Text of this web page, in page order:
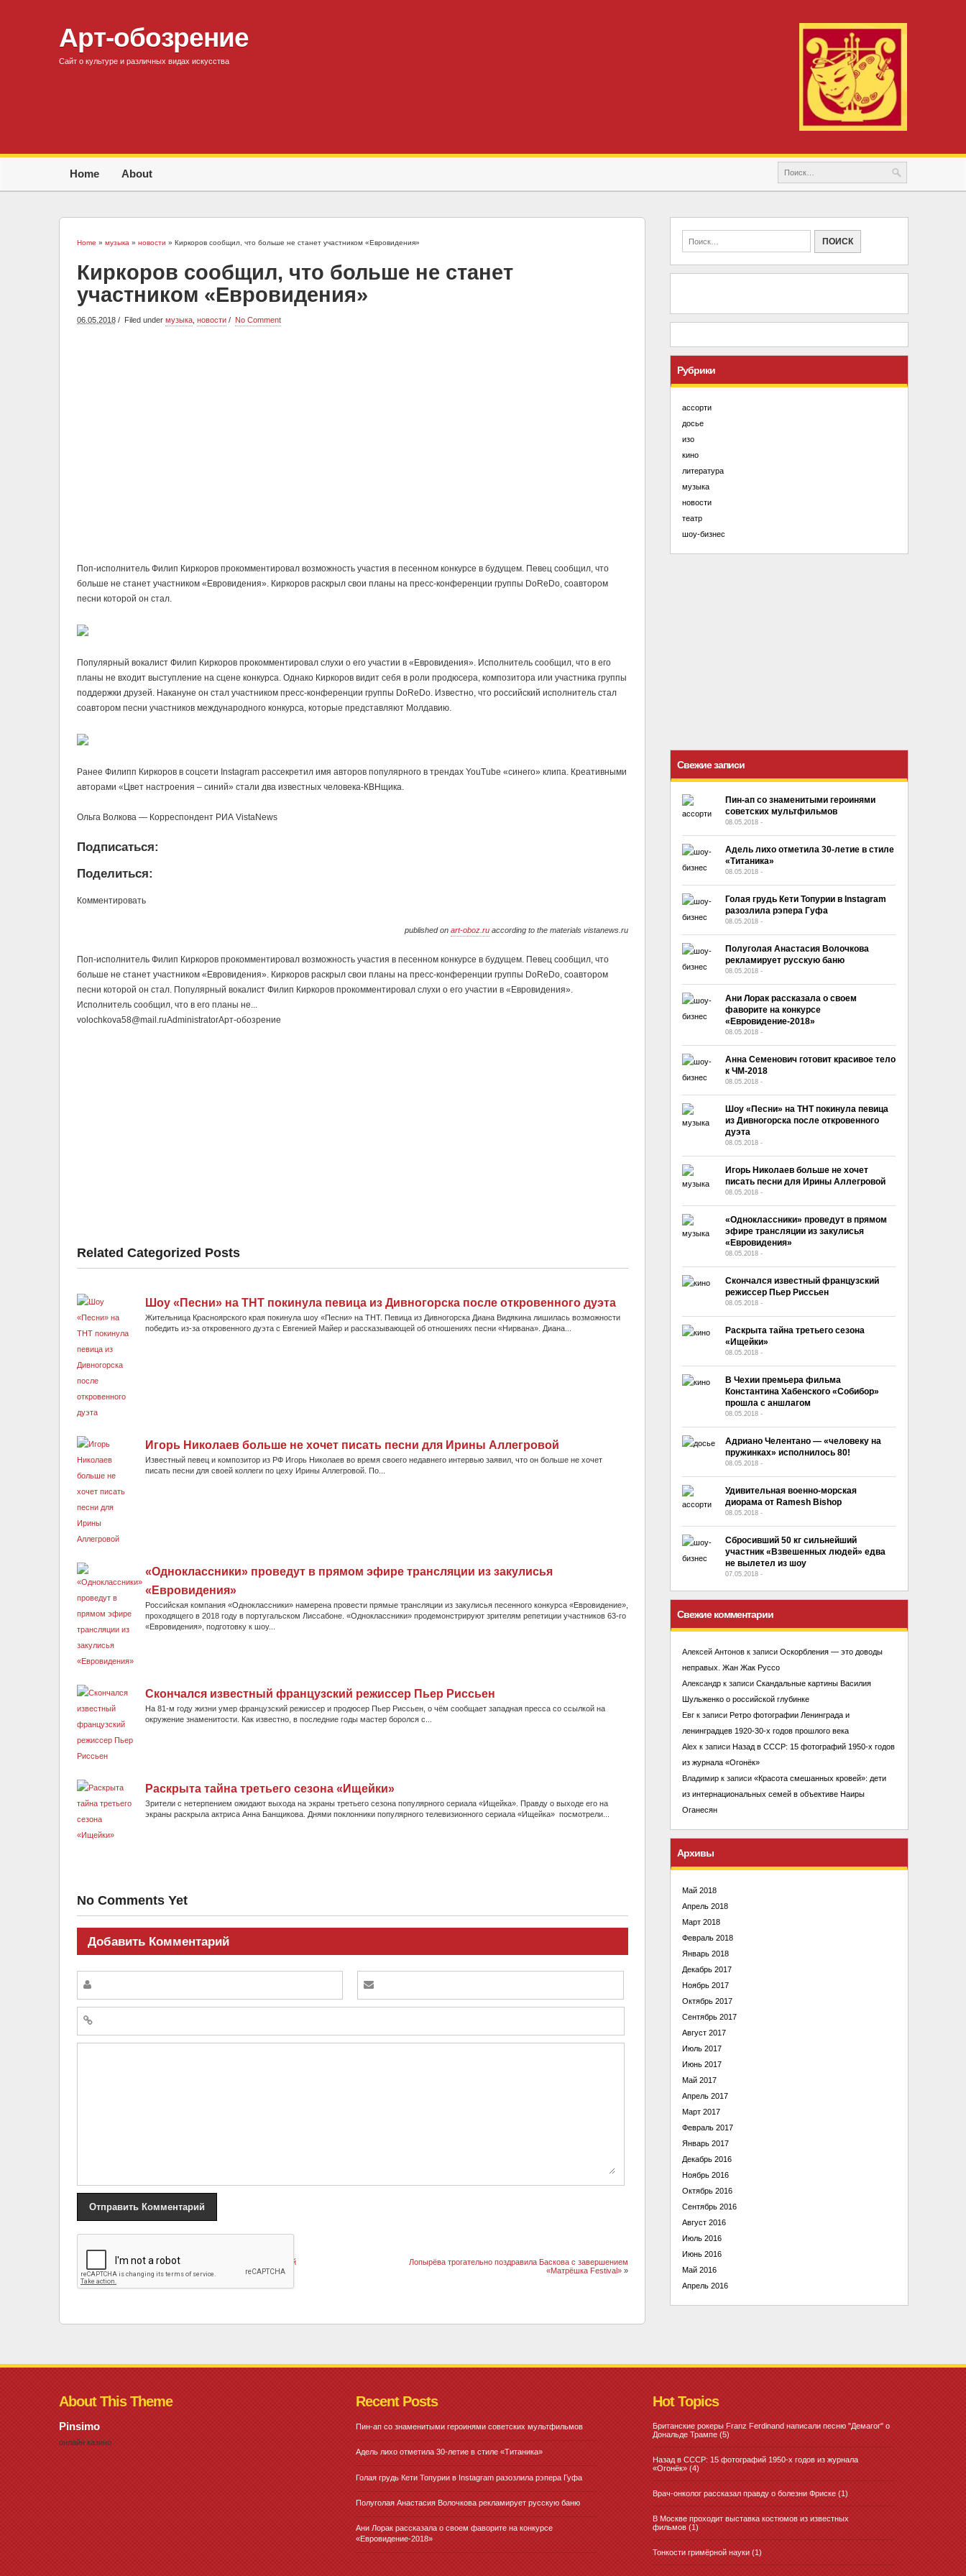
Арт-обозрение
Сайт о культуре и различных видах искусства
Home About
Home » музыка » новости » Киркоров сообщил, что больше не станет участником «Евровидения»
Киркоров сообщил, что больше не станет
участником «Евровидения»
06.05.2018 Filed under музыка, новости No Comment
Поп-исполнитель Филип Киркоров прокомментировал возможность участия в песенном конкурсе в будущем. Певец сообщил, что
больше не станет участником «Евровидения». Киркоров раскрыл свои планы на пресс-конференции группы DoReDo, соавтором
песни которой он стал.
Популярный вокалист Филип Киркоров прокомментировал слухи о его участии в «Евровидения». Исполнитель сообщил, что в его
планы не входит выступление на сцене конкурса. Однако Киркоров видит себя в роли продюсера, композитора или участника группы
поддержки друзей. Накануне он стал участником пресс-конференции группы DoReDo. Известно, что российский исполнитель стал
соавтором песни участников международного конкурса, которые представляют Молдавию.
Ранее Филипп Киркоров в соцсети Instagram рассекретил имя авторов популярного в трендах YouTube «синего» клипа. Креативными
авторами «Цвет настроения – синий» стали два известных человека-КВНщика.
Ольга Волкова — Корреспондент РИА VistaNews
Подписаться:
Поделиться:
Комментировать
published on art-oboz.ruaccording to the materials vistanews.ru
Поп-исполнитель Филип Киркоров прокомментировал возможность участия в песенном конкурсе в будущем. Певец сообщил, что
больше не станет участником «Евровидения». Киркоров раскрыл свои планы на пресс-конференции группы DoReDo, соавтором
песни которой он стал. Популярный вокалист Филип Киркоров прокомментировал слухи о его участии в «Евровидения».
Исполнитель сообщил, что в его планы не...
volochkova58@mail.ruAdministratorАрт-обозрение
Related Categorized Posts
Шоу «Песни» на ТНТ покинула певица из Дивногорска после откровенного дуэта
Жительница Красноярского края покинула шоу «Песни» на ТНТ. Певица из Дивногорска Диана Видякина лишилась возможности
победить из-за откровенного дуэта с Евгенией Майер и рассказывающей об отношениях песни «Нирвана». Диана...
Игорь Николаев больше не хочет писать песни для Ирины Аллегровой
Известный певец и композитор из РФ Игорь Николаев во время своего недавнего интервью заявил, что он больше не хочет
писать песни для своей коллеги по цеху Ирины Аллегровой. По...
«Одноклассники» проведут в прямом эфире трансляции из закулисья
«Евровидения»
Российская компания «Одноклассники» намерена провести прямые трансляции из закулисья песенного конкурса «Евровидение»,
проходящего в 2018 году в португальском Лиссабоне. «Одноклассники» продемонстрируют зрителям репетиции участников 63-го
«Евровидения», подготовку к шоу...
Скончался известный французский режиссер Пьер Риссьен
На 81-м году жизни умер французский режиссер и продюсер Пьер Риссьен, о чём сообщает западная пресса со ссылкой на
окружение знаменитости. Как известно, в последние годы мастер боролся с...
Раскрыта тайна третьего сезона «Ищейки»
Зрители с нетерпением ожидают выхода на экраны третьего сезона популярного сериала «Ищейка». Правду о выходе его на
экраны раскрыла актриса Анна Банщикова. Днями поклонники популярного телевизионного сериала «Ищейка» посмотрели...
No Comments Yet
Добавить Комментарий
«Заповедный спецназ» из Бурятии вдохновил создателей
художественного сериала
Лопырёва трогательно поздравила Баскова с завершением
«Матрёшка Festival»»
Рубрики
ассорти
досье
изо
кино
литература
музыка
новости
театр
шоу-бизнес
Свежие записи
Пин-ап со знаменитыми героинями
советских мультфильмов
08.05.2018-
Адель лихо отметила 30-летие в стиле
«Титаника»
08.05.2018-
Голая грудь Кети Топурии в Instagram
разозлила рэпера Гуфа
08.05.2018-
Полуголая Анастасия Волочкова
рекламирует русскую баню
08.05.2018-
Ани Лорак рассказала о своем
фаворите на конкурсе
«Евровидение-2018»
08.05.2018-
Анна Семенович готовит красивое тело
к ЧМ-2018
08.05.2018-
Шоу «Песни» на ТНТ покинула певица
из Дивногорска после откровенного
дуэта
08.05.2018-
Игорь Николаев больше не хочет
писать песни для Ирины Аллегровой
08.05.2018-
«Одноклассники» проведут в прямом
эфире трансляции из закулисья
«Евровидения»
08.05.2018-
Скончался известный французский
режиссер Пьер Риссьен
08.05.2018-
Раскрыта тайна третьего сезона
«Ищейки»
08.05.2018-
В Чехии премьера фильма
Константина Хабенского «Собибор»‍
прошла с аншлагом
08.05.2018-
Адриано Челентано — «человеку на
пружинках» исполнилось 80!
08.05.2018-
Удивительная военно-морская
диорама от Ramesh Bishop
08.05.2018-
Сбросивший 50 кг сильнейший
участник «Взвешенных людей» едва
не вылетел из шоу
07.05.2018-
Свежие комментарии
Алексей Антонов к записиОскорбления — это доводы
неправых. Жан Жак Руссо
Александр к записиСкандальные картины Василия
Шульженко о российской глубинке
Евг к записиРетро фотографии Ленинграда и
ленинградцев 1920-30-х годов прошлого века
Alex к записиНазад в СССР: 15 фотографий 1950-х годов
из журнала «Огонёк»
Владимир к записи«Красота смешанных кровей»: дети
из интернациональных семей в объективе Наиры
Оганесян
Архивы
Май 2018
Апрель 2018
Март 2018
Февраль 2018
Январь 2018
Декабрь 2017
Ноябрь 2017
Октябрь 2017
Сентябрь 2017
Август 2017
Июль 2017
Июнь 2017
Май 2017
Апрель 2017
Март 2017
Февраль 2017
Январь 2017
Декабрь 2016
Ноябрь 2016
Октябрь 2016
Сентябрь 2016
Август 2016
Июль 2016
Июнь 2016
Май 2016
Апрель 2016
About This Theme
Pinsimo
онлайн казино
Recent Posts
Пин-ап со знаменитыми героинями советских мультфильмов
Адель лихо отметила 30-летие в стиле «Титаника»
Голая грудь Кети Топурии в Instagram разозлила рэпера Гуфа
Полуголая Анастасия Волочкова рекламирует русскую баню
Ани Лорак рассказала о своем фаворите на конкурсе
«Евровидение-2018»
Hot Topics
Британские рокеры Franz Ferdinand написали песню "Демагог" о
Дональде Трампе (5)
Назад в СССР: 15 фотографий 1950-х годов из журнала
«Огонёк» (4)
Врач-онколог рассказал правду о болезни Фриске (1)
В Москве проходит выставка костюмов из известных
фильмов (1)
Тонкости гримёрной науки (1)